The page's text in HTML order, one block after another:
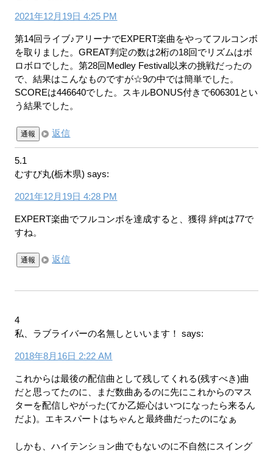
2021年12月19日 4:25 PM
第14回ライブ♪アリーナでEXPERT楽曲をやってフルコンボ
を取りました。GREAT判定の数は2桁の18回でリズムはボ
ロボロでした。第28回Medley Festival以来の挑戦だったの
で、結果はこんなものですが☆9の中では簡単でした。
SCOREは446640でした。スキルBONUS付きで606301とい
う結果でした。
通報 返信
5.1
むすび丸(栃木県) says:
2021年12月19日 4:28 PM
EXPERT楽曲でフルコンボを達成すると、獲得 絆ptは77で
すね。
通報 返信
4
私、ラブライバーの名無しといいます！
says:
2018年8月16日 2:22 AM
これからは最後の配信曲として残してくれる(残すべき)曲
だと思ってたのに、まだ数曲あるのに先にこれからのマス
ターを配信しやがった(てか乙姫心はいつになったら来るん
だよ)。エキスパートはちゃんと最終曲だったのになぁ
しかも、ハイテンション曲でもないのに不自然にスイング